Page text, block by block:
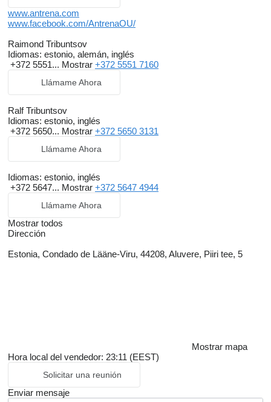
www.antrena.com
www.facebook.com/AntrenaOU/
Raimond Tribuntsov
Idiomas: estonio, alemán, inglés
+372 5551... Mostrar +372 5551 7160
Llámame Ahora
Ralf Tribuntsov
Idiomas: estonio, inglés
+372 5650... Mostrar +372 5650 3131
Llámame Ahora
Idiomas: estonio, inglés
+372 5647... Mostrar +372 5647 4944
Llámame Ahora
Mostrar todos
Dirección
Estonia, Condado de Lääne-Viru, 44208, Aluvere, Piiri tee, 5
Mostrar mapa
Hora local del vendedor: 23:11 (EEST)
Solicitar una reunión
Enviar mensaje